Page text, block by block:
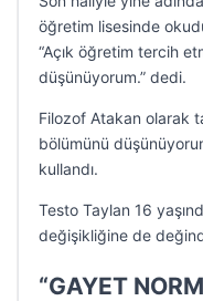
öğretim lisesinde
“Açık öğretim tercih
düşünüyorum.” dedi.
Filozof Atakan olarak
bölümünü
kullandı.
Testo Taylan 16
değişikliğine de
“GAYET